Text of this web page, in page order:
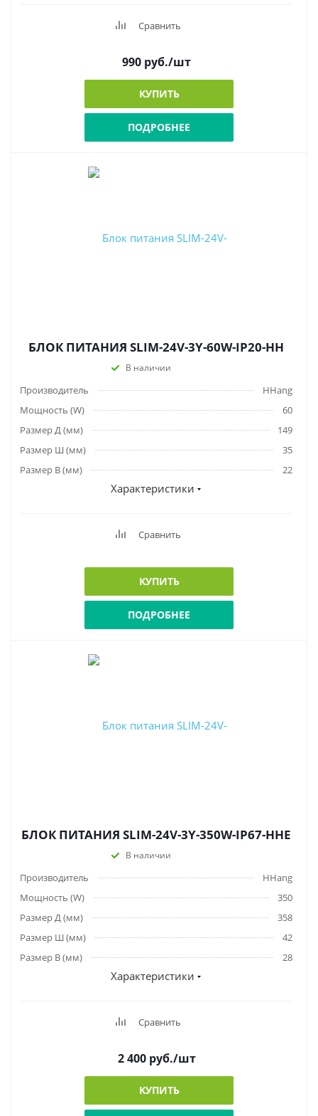
Сравнить
990 руб./шт
КУПИТЬ
ПОДРОБНЕЕ
БЛОК ПИТАНИЯ SLIM-24V-3Y-60W-IP20-HH
В наличии
Производитель
HHang
Мощность (W)
60
Размер Д (мм)
149
Размер Ш (мм)
35
Размер В (мм)
22
Характеристики
Сравнить
КУПИТЬ
ПОДРОБНЕЕ
БЛОК ПИТАНИЯ SLIM-24V-3Y-350W-IP67-HHE
В наличии
Производитель
HHang
Мощность (W)
350
Размер Д (мм)
358
Размер Ш (мм)
42
Размер В (мм)
28
Характеристики
Сравнить
2 400руб./шт
КУПИТЬ